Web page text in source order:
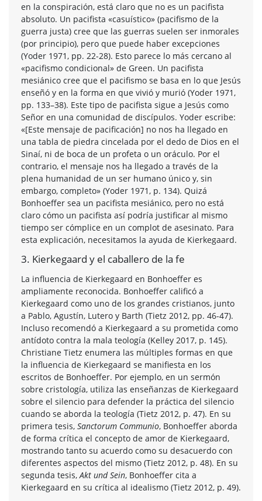
en la conspiración, está claro que no es un pacifista
absoluto. Un pacifista «casuístico» (pacifismo de la
guerra justa) cree que las guerras suelen ser inmorales
(por principio), pero que puede haber excepciones
(Yoder 1971, pp. 22-28). Esto parece lo más cercano al
«pacifismo condicional» de Green. Un pacifista
mesiánico cree que el pacifismo se basa en lo que Jesús
enseñó y en la forma en que vivió y murió (Yoder 1971,
pp. 133–38). Este tipo de pacifista sigue a Jesús como
Señor en una comunidad de discípulos. Yoder escribe:
«[Este mensaje de pacificación] no nos ha llegado en
una tabla de piedra cincelada por el dedo de Dios en el
Sinaí, ni de boca de un profeta o un oráculo. Por el
contrario, el mensaje nos ha llegado a través de la
plena humanidad de un ser humano único y, sin
embargo, completo» (Yoder 1971, p. 134). Quizá
Bonhoeffer sea un pacifista mesiánico, pero no está
claro cómo un pacifista así podría justificar al mismo
tiempo ser cómplice en un complot de asesinato. Para
esta explicación, necesitamos la ayuda de Kierkegaard.
3. Kierkegaard y el caballero de la fe
La influencia de Kierkegaard en Bonhoeffer es
ampliamente reconocida. Bonhoeffer calificó a
Kierkegaard como uno de los grandes cristianos, junto
a Pablo, Agustín, Lutero y Barth (Tietz 2012, pp. 46-47).
Incluso recomendó a Kierkegaard a su prometida como
antídoto contra la mala teología (Kelley 2017, p. 145).
Christiane Tietz enumera las múltiples formas en que
la influencia de Kierkegaard se manifiesta en los
escritos de Bonhoeffer. Por ejemplo, en un sermón
sobre cristología, utiliza las enseñanzas de Kierkegaard
sobre el silencio para defender la práctica del silencio
cuando se aborda la teología (Tietz 2012, p. 47). En su
primera tesis, Sanctorum Communio, Bonhoeffer aborda
de forma crítica el concepto de amor de Kierkegaard,
mostrando tanto su acuerdo como su desacuerdo con
diferentes aspectos del mismo (Tietz 2012, p. 48). En su
segunda tesis, Akt und Sein, Bonhoeffer cita a
Kierkegaard en su crítica al idealismo (Tietz 2012, p. 49).